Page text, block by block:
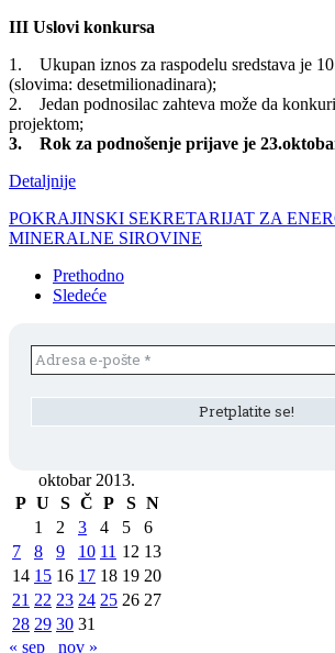
III Uslovi konkursa
1. Ukupan iznos za raspodelu sredstava je
(slovima: desetmilionadinara);
2. Jedan podnosilac zahteva može da
projektom;
3. Rok za podnošenje prijave je
Detaljnije
POKRAJINSKI SEKRETARIJAT ZA
MINERALNE SIROVINE
Prethodno
Sledeće
oktobar 2013.
P U S Č P S N
1
2 3 4 5
6
7
8 9 10 11 12 13
14 15 16 17 18 19 20
21 22 23 24 25 26 27
28 29 30 31
« sep
nov »